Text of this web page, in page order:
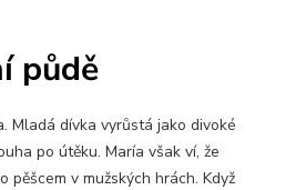
půdě
Mladá dívka vyrůstá jako divoké
po útěku. María však ví, že
pěšcem v mužských hrách. Když